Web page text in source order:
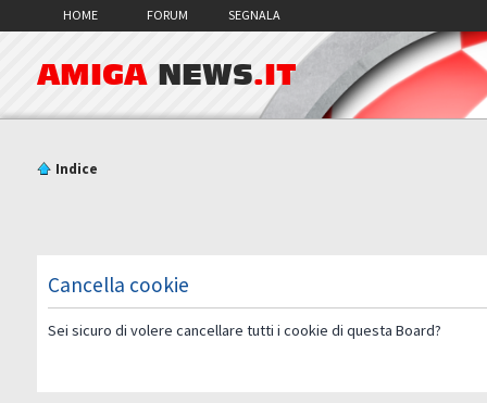
HOME FORUM SEGNALA
AMIGA NEWS.IT
Indice
Cancella cookie
Sei sicuro di volere cancellare tutti i cookie di questa Board?